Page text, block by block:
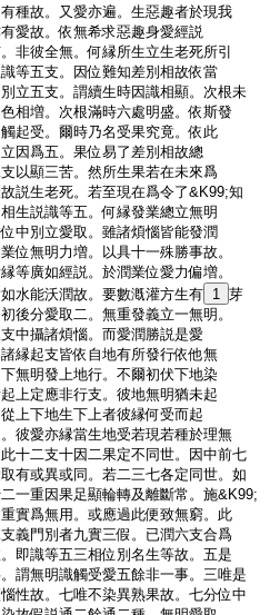
種故。又愛亦遍。生惡趣者於現我
愛故。依無希求惡趣身愛經説
非彼全無。何縁所生立生老死所引
等五支。因位難知差別相故依當
立五支。謂續生時因識相顯。次根未
相増。次根滿時六處明盛。依斯發
起受。爾時乃名受果究竟。依此
因爲五。果位易了差別相故總
以顯三苦。然所生果若在未來爲
説生老死。若至現在爲令了&K99;知
生説識等五。何縁發業總立無明
中別立愛取。雖諸煩惱皆能發潤
位無明力増。以具十一殊勝事故。
等廣如經説。於潤業位愛力偏増。
水能沃潤故。要數漑灌方生有 1 芽
初後分愛取二。無重發義立一無明。
中攝諸煩惱。而愛潤勝説是愛
縁起支皆依自地有所發行依他無
無明發上地行。不爾初伏下地染
上定應非行支。彼地無明猶未起
上下地生下上者彼縁何受而起
彼愛亦縁當生地受若現若種於理無
十二支十因二果定不同世。因中前七
有或異或同。若二三七各定同世。如
一重因果足顯輪轉及離斷常。施&K99;
實爲無用。或應過此便致無窮。此
義門別者九實三假。已潤六支合爲
即識等五三相位別名生等故。五是
謂無明識觸受愛五餘非一事。三唯是
性故。七唯不染異熟果故。七分位中